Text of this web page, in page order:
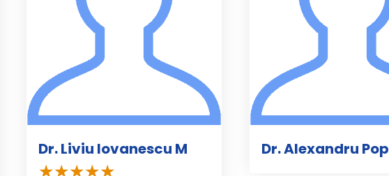
Dr. Liviu Iovanescu M Dr. Alexandru Pop